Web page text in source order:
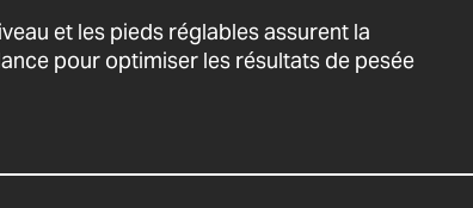
et les pieds réglables assurent la
pour optimiser les résultats de pesée